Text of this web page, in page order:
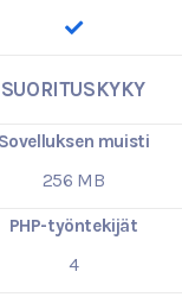
SUORITUSKYKY
Sovelluksen muisti
256 MB
PHP-työntekijät
4